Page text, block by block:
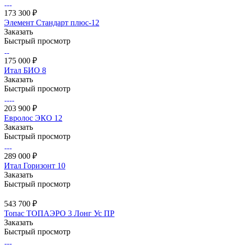
173 300 ₽
Элемент Стандарт плюс-12
Заказать
Быстрый просмотр
175 000 ₽
Итал БИО 8
Заказать
Быстрый просмотр
203 900 ₽
Евролос ЭКО 12
Заказать
Быстрый просмотр
289 000 ₽
Итал Горизонт 10
Заказать
Быстрый просмотр
543 700 ₽
Топас ТОПАЭРО 3 Лонг Ус ПР
Заказать
Быстрый просмотр